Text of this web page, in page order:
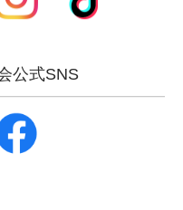
公式SNS